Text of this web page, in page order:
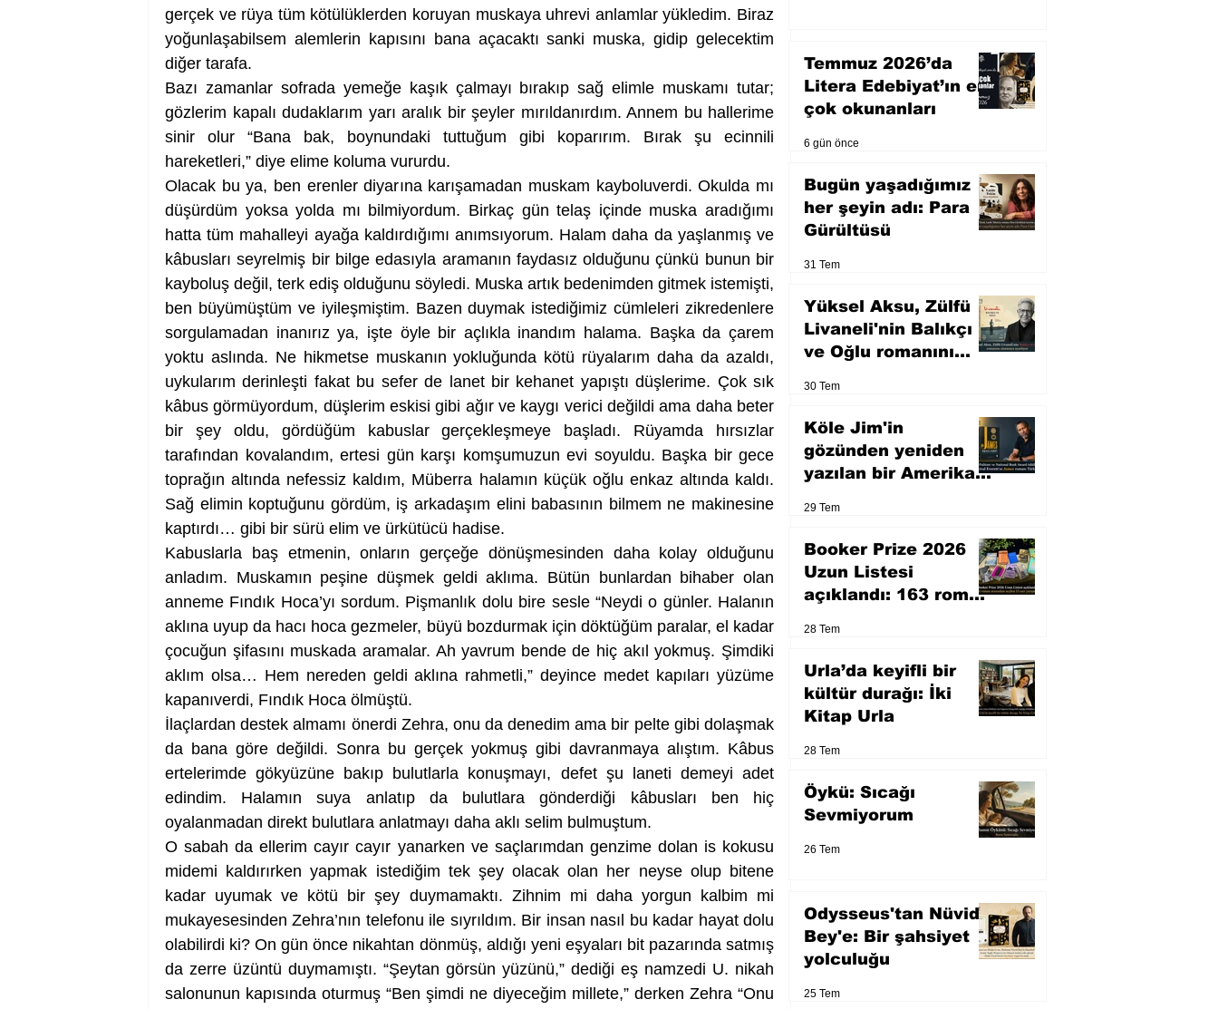
gerçek ve rüya tüm kötülüklerden koruyan muskaya uhrevi anlamlar yükledim. Biraz
yoğunlaşabilsem alemlerin kapısını bana açacaktı sanki muska, gidip gelecektim
diğer tarafa.
Bazı zamanlar sofrada yemeğe kaşık çalmayı bırakıp sağ elimle muskamı tutar;
gözlerim kapalı dudaklarım yarı aralık bir şeyler mırıldanırdım. Annem bu hallerime
sinir olur “Bana bak, boynundaki tuttuğum gibi koparırım. Bırak şu ecinnili
hareketleri,” diye elime koluma vururdu.
Olacak bu ya, ben erenler diyarına karışamadan muskam kayboluverdi. Okulda mı
düşürdüm yoksa yolda mı bilmiyordum. Birkaç gün telaş içinde muska aradığımı
hatta tüm mahalleyi ayağa kaldırdığımı anımsıyorum. Halam daha da yaşlanmış ve
kâbusları seyrelmiş bir bilge edasıyla aramanın faydasız olduğunu çünkü bunun bir
kayboluş değil, terk ediş olduğunu söyledi. Muska artık bedenimden gitmek istemişti,
ben büyümüştüm ve iyileşmiştim. Bazen duymak istediğimiz cümleleri zikredenlere
sorgulamadan inanırız ya, işte öyle bir açlıkla inandım halama. Başka da çarem
yoktu aslında. Ne hikmetse muskanın yokluğunda kötü rüyalarım daha da azaldı,
uykularım derinleşti fakat bu sefer de lanet bir kehanet yapıştı düşlerime. Çok sık
kâbus görmüyordum, düşlerim eskisi gibi ağır ve kaygı verici değildi ama daha beter
bir şey oldu, gördüğüm kabuslar gerçekleşmeye başladı. Rüyamda hırsızlar
tarafından kovalandım, ertesi gün karşı komşumuzun evi soyuldu. Başka bir gece
toprağın altında nefessiz kaldım, Müberra halamın küçük oğlu enkaz altında kaldı.
Sağ elimin koptuğunu gördüm, iş arkadaşım elini babasının bilmem ne makinesine
kaptırdı… gibi bir sürü elim ve ürkütücü hadise.
Kabuslarla baş etmenin, onların gerçeğe dönüşmesinden daha kolay olduğunu
anladım. Muskamın peşine düşmek geldi aklıma. Bütün bunlardan bihaber olan
anneme Fındık Hoca’yı sordum. Pişmanlık dolu bire sesle “Neydi o günler. Halanın
aklına uyup da hacı hoca gezmeler, büyü bozdurmak için döktüğüm paralar, el kadar
çocuğun şifasını muskada aramalar. Ah yavrum bende de hiç akıl yokmuş. Şimdiki
aklım olsa… Hem nereden geldi aklına rahmetli,” deyince medet kapıları yüzüme
kapanıverdi, Fındık Hoca ölmüştü.
İlaçlardan destek almamı önerdi Zehra, onu da denedim ama bir pelte gibi dolaşmak
da bana göre değildi. Sonra bu gerçek yokmuş gibi davranmaya alıştım. Kâbus
ertelerimde gökyüzüne bakıp bulutlarla konuşmayı, defet şu laneti demeyi adet
edindim. Halamın suya anlatıp da bulutlara gönderdiği kâbusları ben hiç
oyalanmadan direkt bulutlara anlatmayı daha aklı selim bulmuştum.
O sabah da ellerim cayır cayır yanarken ve saçlarımdan genzime dolan is kokusu
midemi kaldırırken yapmak istediğim tek şey olacak olan her neyse olup bitene
kadar uyumak ve kötü bir şey duymamaktı. Zihnim mi daha yorgun kalbim mi
mukayesesinden Zehra’nın telefonu ile sıyrıldım. Bir insan nasıl bu kadar hayat dolu
olabilirdi ki? On gün önce nikahtan dönmüş, aldığı yeni eşyaları bit pazarında satmış
da zerre üzüntü duymamıştı. “Şeytan görsün yüzünü,” dediği eş namzedi U. nikah
salonunun kapısında oturmuş “Ben şimdi ne diyeceğim millete,” derken Zehra “Onu
Temmuz 2026’da
Litera Edebiyat’ın en
çok okunanları
6 gün önce
Bugün yaşadığımız
her şeyin adı: Para
Gürültüsü
31 Tem
Yüksel Aksu, Zülfü
Livaneli'nin Balıkçı
ve Oğlu romanını
30 Tem
Köle Jim'in
gözünden yeniden
yazılan bir Amerikan
29 Tem
Booker Prize 2026
Uzun Listesi
açıklandı: 163 roman
28 Tem
Urla’da keyifli bir
kültür durağı: İki
Kitap Urla
28 Tem
Öykü: Sıcağı
Sevmiyorum
26 Tem
Odysseus'tan Nüvid
Bey'e: Bir şahsiyet
yolculuğu
25 Tem